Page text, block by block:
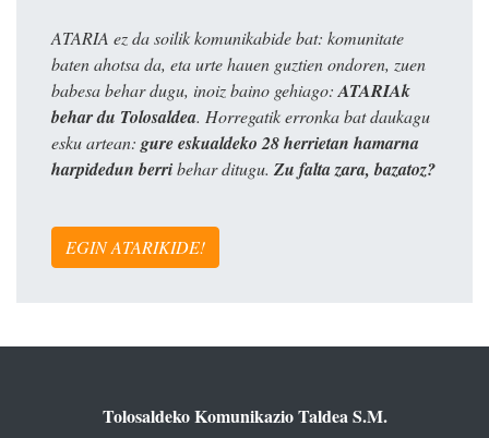
ATARIA ez da soilik komunikabide bat: komunitate
baten ahotsa da, eta urte hauen guztien ondoren, zuen
babesa behar dugu, inoiz baino gehiago: ATARIAk
behar du Tolosaldea. Horregatik erronka bat daukagu
esku artean: gure eskualdeko 28 herrietan hamarna
harpidedun berribehar ditugu. Zu falta zara, bazatoz?
EGIN ATARIKIDE!
Tolosaldeko Komunikazio Taldea S.M.